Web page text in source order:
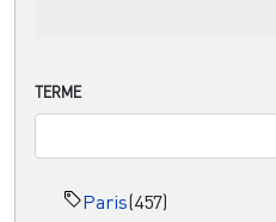
TERME
Paris(457)